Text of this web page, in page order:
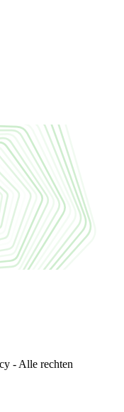
- Alle rechten